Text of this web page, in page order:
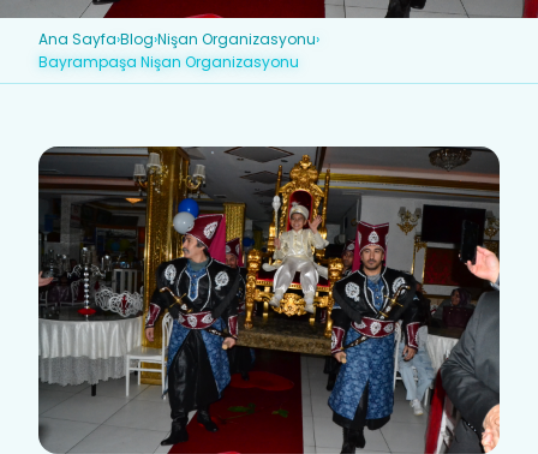
Ana Sayfa›Blog›Nişan Organizasyonu›
Bayrampaşa Nişan Organizasyonu